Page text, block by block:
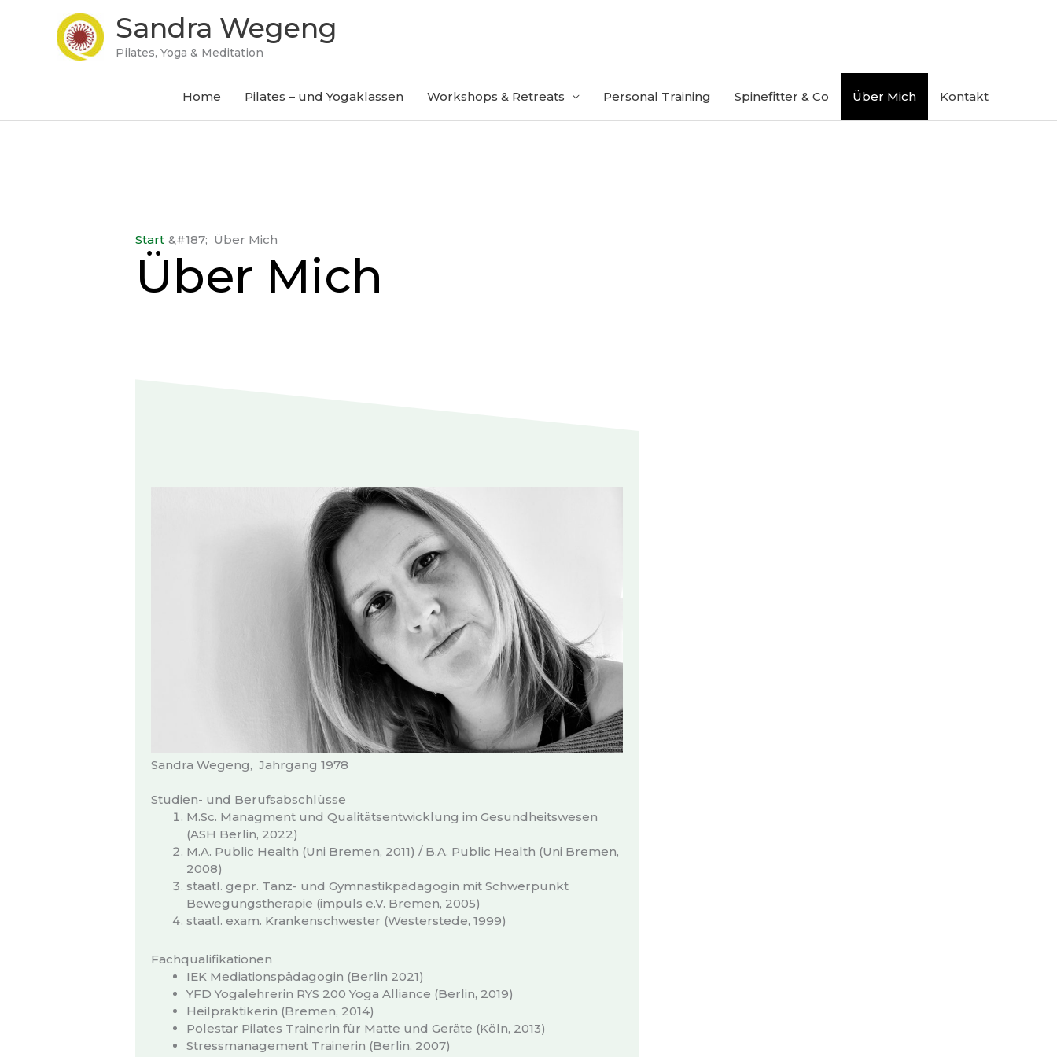
Sandra Wegeng
Pilates, Yoga & Meditation
Home Pilates – und Yogaklassen Workshops & Retreats Personal Training Spinefitter & Co Über Mich Kontakt
Start Über Mich
Über Mich
Sandra Wegeng, Jahrgang 1978
Studien- und Berufsabschlüsse
M.Sc. Managment und Qualitätsentwicklung im Gesundheitswesen
(ASH Berlin, 2022)
M.A. Public Health (Uni Bremen, 2011) / B.A. Public Health (Uni Bremen,
2008)
staatl. gepr. Tanz- und Gymnastikpädagogin mit Schwerpunkt
Bewegungstherapie (impuls e.V. Bremen, 2005)
staatl. exam. Krankenschwester (Westerstede, 1999)
Fachqualifikationen
IEK Mediationspädagogin (Berlin 2021)
YFD Yogalehrerin RYS 200 Yoga Alliance (Berlin, 2019)
Heilpraktikerin (Bremen, 2014)
Polestar Pilates Trainerin für Matte und Geräte (Köln, 2013)
Stressmanagement Trainerin (Berlin, 2007)